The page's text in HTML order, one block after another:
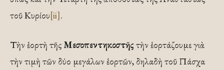
τοῦ Κυρίου[ii].
Τὴν ἑορτὴ τῆς Μεσοπεντηκοστῆς τὴν ἑορτάζουμε γιὰ
τὴν τιμὴ τῶν δύο μεγάλων ἑορτῶν, δηλαδὴ τοῦ Πάσχα